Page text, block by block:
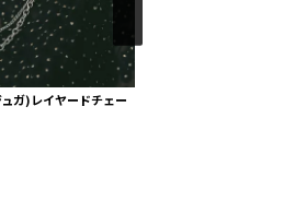
ガ)レイヤードチェー